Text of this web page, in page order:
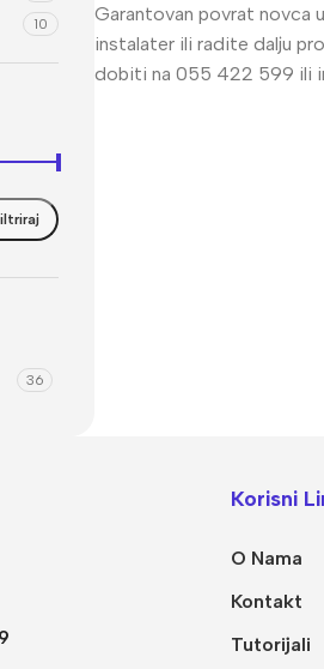
10
36
Garantovan povrat novca
instalater ili radite dalju
dobiti na 055 422 599 ili
Korisni
O Nama
Kontakt
Tutorijali